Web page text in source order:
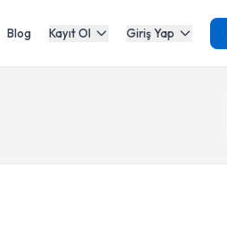
Blog Kayıt Ol Giriş Yap